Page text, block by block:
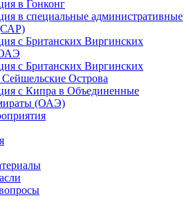
в Гонконг
в специальные административные
с Британских Виргинских
с Британских Виргинских
Острова
с Кипра в Объединенные
(ОАЭ)